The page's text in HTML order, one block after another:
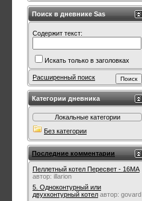
Поиск в дневнике Sas
Содержит текст:
Искать только в заголовках
Расширенный поиск
Категории дневника
Локальные категории
Без категории
Последние комментарии
Пеллетный котел Пересвет - 16МА
автор: illarion
5. Одноконтурный или
двухконтурный котел автор: govard